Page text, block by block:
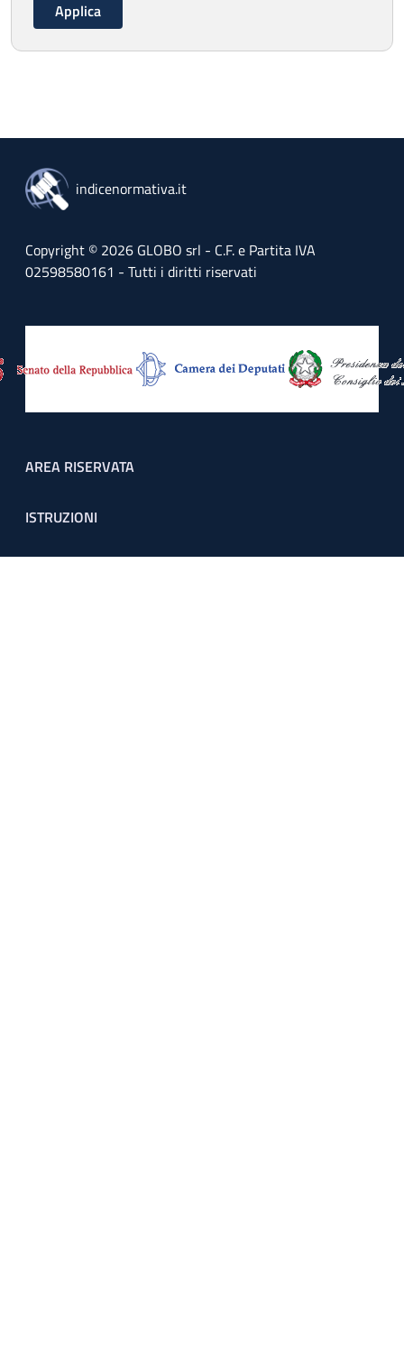
indicenormativa.it
Copyright © 2026 GLOBO srl - C.F. e Partita IVA
02598580161 - Tutti i diritti riservati
Footer menu
AREA RISERVATA
ISTRUZIONI